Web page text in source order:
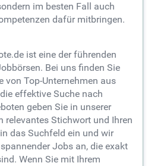
im besten Fall auch
dafür mitbringen.
ist eine der führenden
Bei uns finden Sie
von Top-Unternehmen aus
effektive Suche nach
geben Sie in unserer
relevantes Stichwort und Ihren
das Suchfeld ein und wir
Jobs an, die exakt
Wenn Sie mit Ihrem